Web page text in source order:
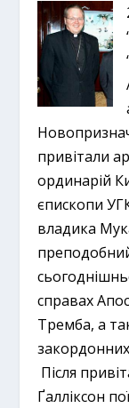
привітали
ординарій
єпископи
владика
справах
Тремба, а
Після
Ґалліксон